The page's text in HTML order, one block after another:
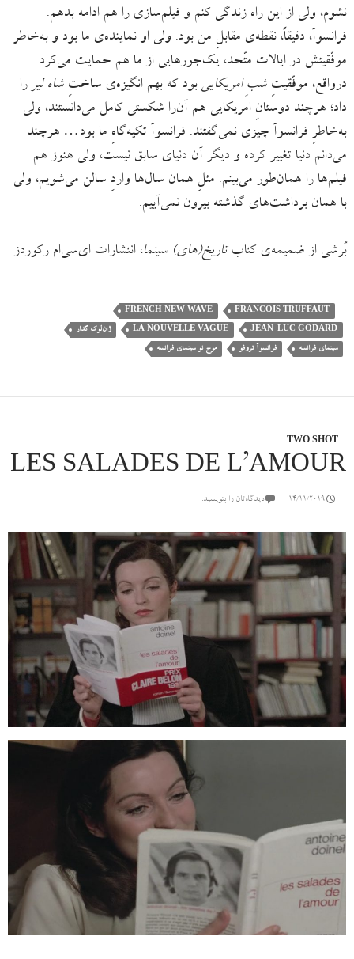
نشوم، ولی از این راه زندگی کنم و فیلم‌سازی را هم ادامه بدهم.
فرانسوآ، دقیقاً، نقطه‌ی مقابلِ من بود. ولی او نماینده‌ی ما بود و به‌خاطر
موفّقیتش در ایالات متّحد، یک‌جورهایی از ما هم حمایت می‌کرد.
درواقع، موفّقیتِشبِ امریکایی بود که بهم انگیزه‌ی ساختِشاه لیر را
داد؛ هرچند دوستانِ امریکایی هم آن‌را شکستی کامل می‌دانستند، ولی
به‌خاطرِ فرانسوآ چیزی نمی‌گفتند. فرانسوآ تکیه‌گاهِ ما بود… هرچند
می‌دانم دنیا تغییر کرده و دیگر آن دنیای سابق نیست، ولی هنوز هم
فیلم‌ها را همان‌طور می‌بینم. مثلِ همان سال‌ها واردِ سالن می‌شویم، ولی
با همان برداشت‌های گذشته بیرون نمی‌آییم.
بُرشی از ضمیمه‌ی کتابتاریخ(های) سینما، انتشارات ای‌سی‌ام رکوردز
FRANCOIS TRUFFAUT
FRENCH NEW WAVE
JEAN-LUC GODARD
LA NOUVELLE VAGUE ژان‌لوک گدار
سینمای فرانسه فرانسوآ تروفو موج نو سینمای فرانسه
TWO SHOT
LES SALADES DE L’AMOUR
14/11/2019 دیدگاه‌تان را بنویسید: